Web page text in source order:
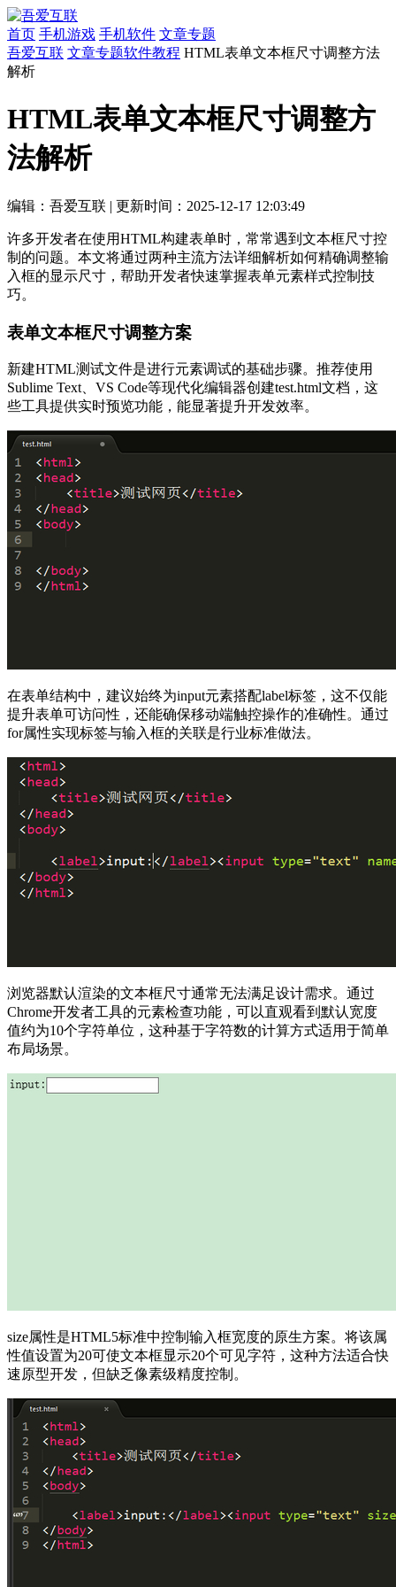
首页 手机游戏 手机软件 文章专题
吾爱互联 文章专题软件教程 HTML表单文本框尺寸调整方法
解析
HTML表单文本框尺寸调整方
法解析
编辑：吾爱互联 | 更新时间：2025-12-17 12:03:49
许多开发者在使用HTML构建表单时，常常遇到文本框尺寸控
制的问题。本文将通过两种主流方法详细解析如何精确调整输
入框的显示尺寸，帮助开发者快速掌握表单元素样式控制技
巧。
表单文本框尺寸调整方案
新建HTML测试文件是进行元素调试的基础步骤。推荐使用
Sublime Text、VS Code等现代化编辑器创建test.html文档，这
些工具提供实时预览功能，能显著提升开发效率。
在表单结构中，建议始终为input元素搭配label标签，这不仅能
提升表单可访问性，还能确保移动端触控操作的准确性。通过
for属性实现标签与输入框的关联是行业标准做法。
浏览器默认渲染的文本框尺寸通常无法满足设计需求。通过
Chrome开发者工具的元素检查功能，可以直观看到默认宽度
值约为10个字符单位，这种基于字符数的计算方式适用于简单
布局场景。
size属性是HTML5标准中控制输入框宽度的原生方案。将该属
性值设置为20可使文本框显示20个可见字符，这种方法适合快
速原型开发，但缺乏像素级精度控制。